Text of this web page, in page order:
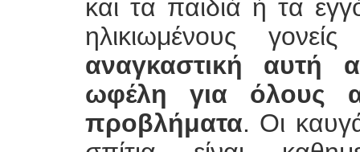
και τα παιδιά ή τα
ηλικιωμένους
αναγκαστική αυτή
ωφέλη για όλους
προβλήματα. Οι